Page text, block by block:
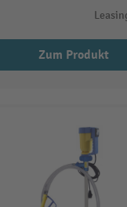
Zum Produkt